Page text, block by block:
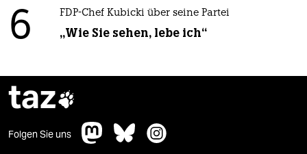
6 FDP-Chef Kubicki über seine Partei
„Wie Sie sehen, lebe ich“
taz
Folgen Sie uns